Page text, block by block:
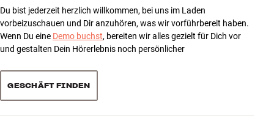
1 0
Du bist jederzeit herzlich willkommen, bei uns im Laden
vorbeizuschauen und Dir anzuhören, was wir vorführbereit haben.
Wenn Du eine Demo buchst, bereiten wir alles gezielt für Dich vor
und gestalten Dein Hörerlebnis noch persönlicher
GESCHÄFT FINDEN